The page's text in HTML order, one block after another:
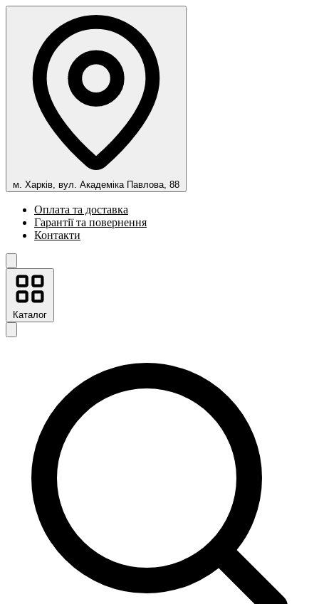
м. Харків, вул. Академіка Павлова, 88
Оплата та доставка
Гарантії та повернення
Контакти
Каталог